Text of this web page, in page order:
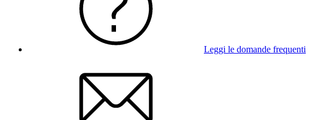
Leggi le domande frequenti